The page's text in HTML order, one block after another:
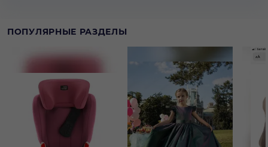
ПОПУЛЯРНЫЕ РАЗДЕЛЫ